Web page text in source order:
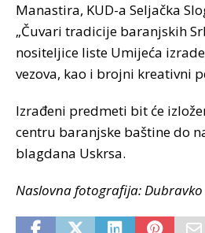
Manastira, KUD-a Seljačka
„Čuvari tradicije baranjskih
nositeljice liste Umijeća
vezova, kao i brojni kreativni
Izrađeni predmeti bit će
centru baranjske baštine do
blagdana Uskrsa.
Naslovna fotografija: